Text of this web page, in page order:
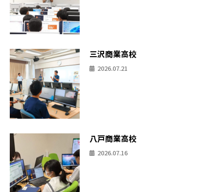
三沢商業高校
2026.07.21
八戸商業高校
2026.07.16